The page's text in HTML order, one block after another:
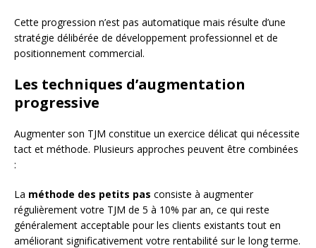
Cette progression n’est pas automatique mais résulte d’une
stratégie délibérée de développement professionnel et de
positionnement commercial.
Les techniques d’augmentation
progressive
Augmenter son TJM constitue un exercice délicat qui nécessite
tact et méthode. Plusieurs approches peuvent être combinées
:
La méthode des petits pas consiste à augmenter
régulièrement votre TJM de 5 à 10% par an, ce qui reste
généralement acceptable pour les clients existants tout en
améliorant significativement votre rentabilité sur le long terme.